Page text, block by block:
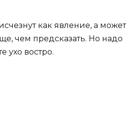
как явление, а может
чем предсказать. Но надо
ухо востро.